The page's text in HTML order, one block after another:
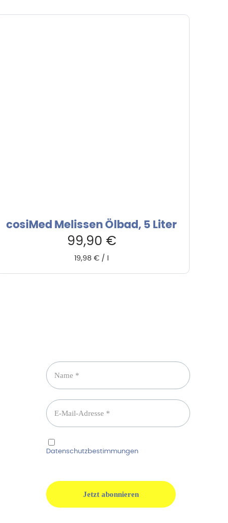
cosiMed Melissen Ölbad, 5 Liter
99,90 €
19,98€ /
Datenschutzbestimmungen